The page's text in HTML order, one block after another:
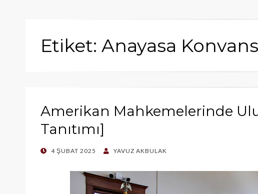
Etiket: Anayasa
Amerikan Mahkemelerinde
Tanıtımı]
POSTED
4 ŞUBAT 2025 YAVUZ AKBULAK